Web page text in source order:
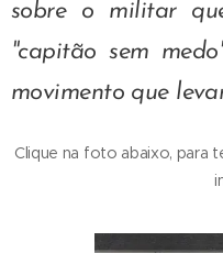
sobre o militar
"capitão sem
movimento que
Clique na foto abaixo, para